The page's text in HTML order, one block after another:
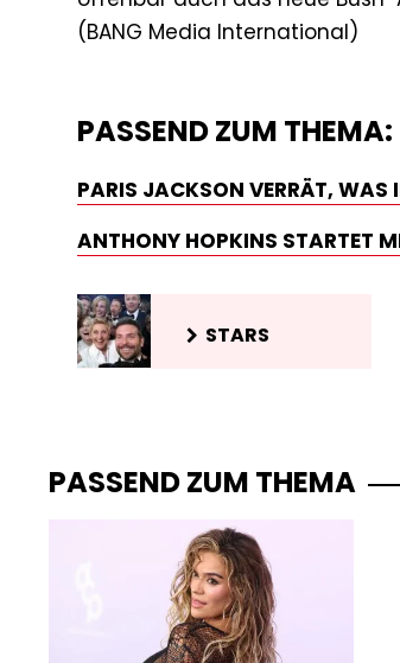
PASSEND ZUM THEMA:
PARIS JACKSON VERRÄT, WAS
ANTHONY HOPKINS STARTET
STARS
PASSEND ZUM THEMA